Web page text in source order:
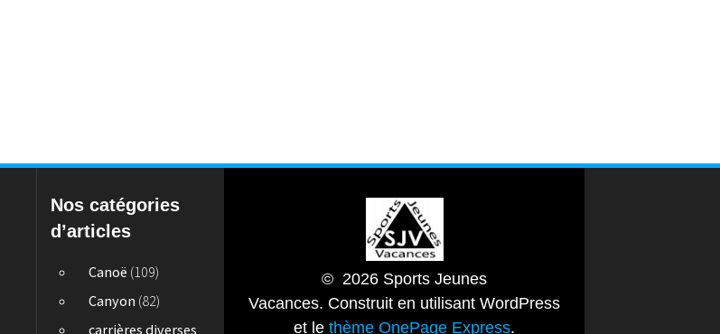
Nos catégories
d’articles
Canoë (109)
Canyon (82)
carrières diverses
© 2026 Sports Jeunes
Vacances. Construit en utilisant WordPress
et lethème OnePage Express.